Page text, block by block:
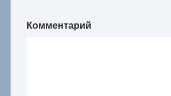
Комментарий